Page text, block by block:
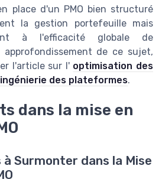
place d'un PMO bien structuré
la gestion portefeuille mais
à l'efficacité globale de
approfondissement de ce sujet,
l'article sur l' optimisation des
des plateformes.
dans la mise en
Surmonter dans la Mise